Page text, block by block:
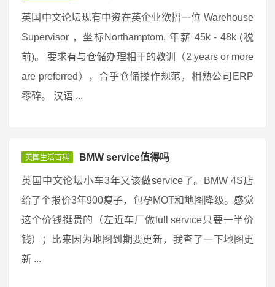
英国中文论坛现有中资在英企业欲招一位 Warehouse
Supervisor ，坐标Northamptom, 年薪 45k - 48k (税
前)。 要求有与仓储办理相干的教训（2 years or more
are preferred），合乎仓储操作规范，相熟公司ERP
零碎。 汉语 ...
英国生活百科 BMW service值得吗
英国中文论坛小车3年又该做service了。BMW 4S店
给了个报价3年900瘦子，包孕MOT和地图降级。感觉
这个价钱挺贵的（左近车厂做full service只要一半价
钱）；比来因为地图到期要更新，我查了一下地图更
新 ...